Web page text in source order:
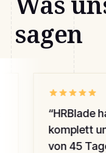
sagen
HRBlade
komplett
von 45